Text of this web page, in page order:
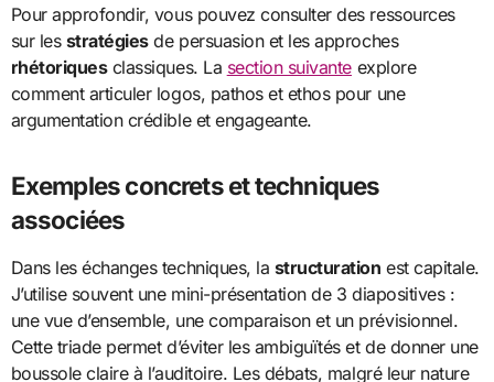
Pour approfondir, vous pouvez consulter des ressources
sur les stratégiesde persuasion et les approches
rhétoriquesclassiques. La section suivanteexplore
comment articuler logos, pathos et ethos pour une
argumentation crédible et engageante.
Exemples concrets et techniques
associées
Dans les échanges techniques, la structuration est capitale.
J’utilise souvent une mini-présentation de 3 diapositives :
une vue d’ensemble, une comparaison et un prévisionnel.
Cette triade permet d’éviter les ambiguïtés et de donner une
boussole claire à l’auditoire. Les débats, malgré leur nature